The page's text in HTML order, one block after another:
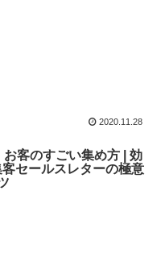
2020.11.28
客のすごい集め方 | 効
セールスレターの極意